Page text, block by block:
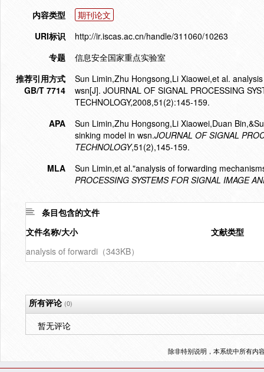
内容类型
期刊论文
URI标识
http://ir.iscas.ac.cn/handle/311060/10263
专题
信息安全国家重点实验室
推荐引用方式
GB/T 7714
Sun Limin,Zhu Hongsong,Li Xiaowei,et al.
wsn[J]. JOURNAL OF SIGNAL PROCESSING
TECHNOLOGY,2008,51(2):145-159.
APA
Sun Limin,Zhu Hongsong,Li Xiaowei,Duan
sinking model in wsn.JOURNAL OF SIGNAL
TECHNOLOGY,51(2),145-159.
MLA
Sun Limin,et al."analysis of forwarding
PROCESSING SYSTEMS FOR SIGNAL IMAGE
条目包含的文件
文件名称/大小
文献类型
analysis of forwardi（343KB）
所有评论(0)
暂无评论
除非特别说明，本系统中所有内